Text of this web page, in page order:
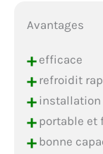
Avantages
+efficace
+refroidit
+installation
+portable et
+bonne